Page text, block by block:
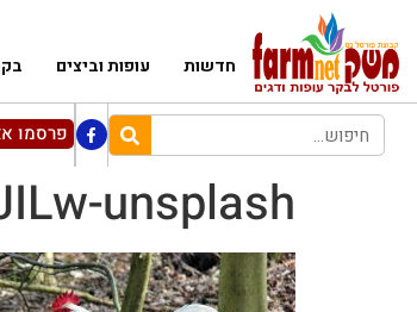
חדשות עופות וביצים
פרסמו
unsplash